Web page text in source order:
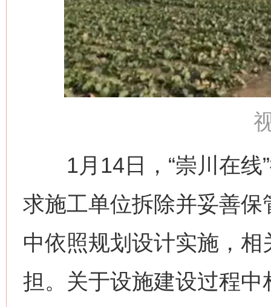
1月14日，“崇川在线”
求施工单位拆除并妥善
中依照规划设计实施，
担。关于设施建设过程